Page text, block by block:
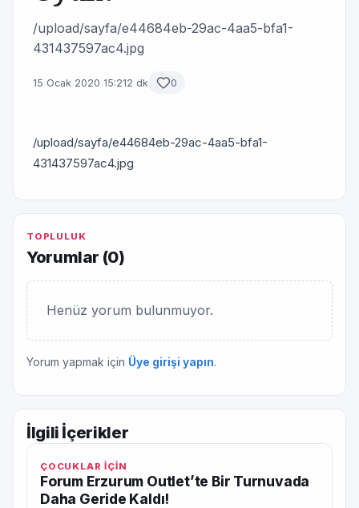
/upload/sayfa/e44684eb-29ac-4aa5-bfa1-
431437597ac4.jpg
15 Ocak 2020 15:212 dk 0
/upload/sayfa/e44684eb-29ac-4aa5-bfa1-
431437597ac4.jpg
TOPLULUK
Yorumlar (0)
Henüz yorum bulunmuyor.
Yorum yapmak için Üye girişi yapın.
İlgili İçerikler
ÇOCUKLAR İÇİN
Forum Erzurum Outlet’te Bir Turnuvada
Daha Geride Kaldı!